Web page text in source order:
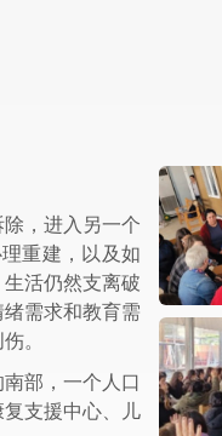
，进入另一个
重建，以及如
活仍然支离破
需求和教育需
。
部，一个人口
支援中心、儿